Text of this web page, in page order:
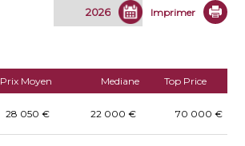
Imprimer
Prix Moyen Mediane Top Price
28 050 € 22 000 € 70 000 €